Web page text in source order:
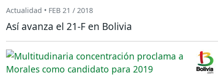
Actualidad • FEB 21 / 2018
Así avanza el 21-F en Bolivia